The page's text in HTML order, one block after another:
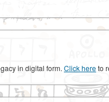
in digital form. Click hereto